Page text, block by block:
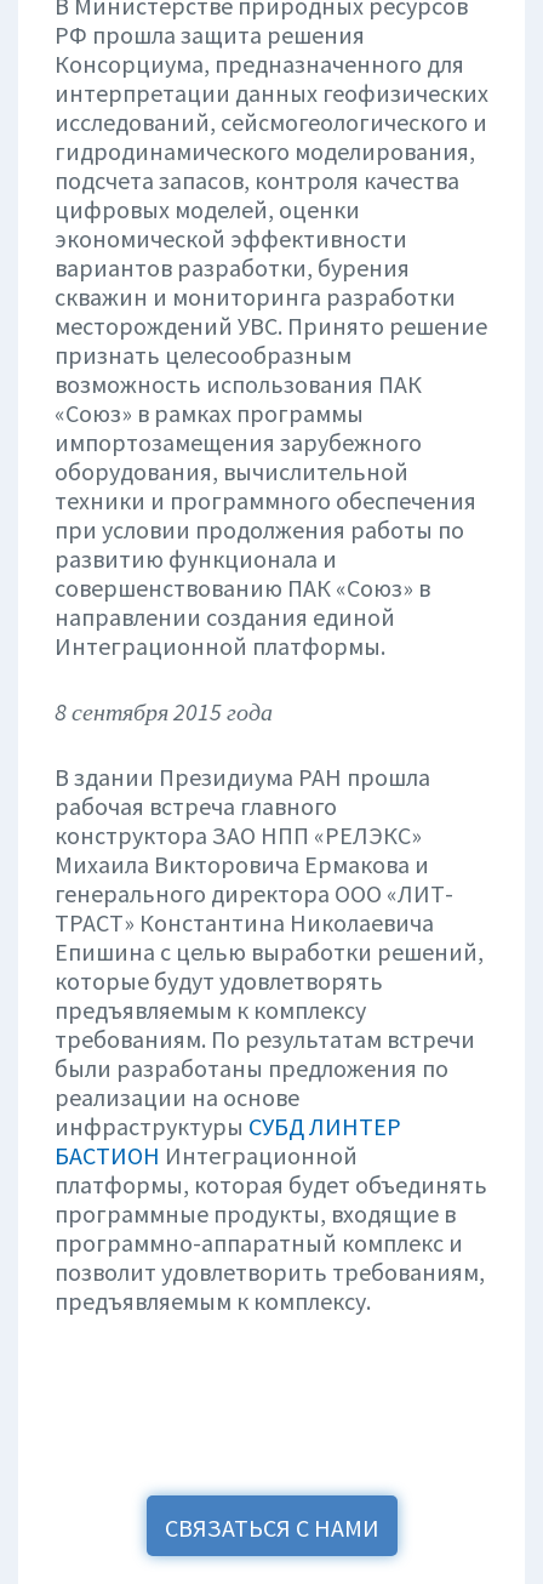
РФ прошла защита решения
Консорциума, предназначенного для
интерпретации данных геофизических
исследований, сейсмогеологического и
гидродинамического моделирования,
подсчета запасов, контроля качества
цифровых моделей, оценки
экономической эффективности
вариантов разработки, бурения
скважин и мониторинга разработки
месторождений УВС. Принято решение
признать целесообразным
возможность использования ПАК
«Союз» в рамках программы
импортозамещения зарубежного
оборудования, вычислительной
техники и программного обеспечения
при условии продолжения работы по
развитию функционала и
совершенствованию ПАК «Союз» в
направлении создания единой
Интеграционной платформы.
8 сентября 2015 года
В здании Президиума РАН прошла
рабочая встреча главного
конструктора ЗАО НПП «РЕЛЭКС»
Михаила Викторовича Ермакова и
генерального директора ООО «ЛИТ-
ТРАСТ» Константина Николаевича
Епишина с целью выработки решений,
которые будут удовлетворять
предъявляемым к комплексу
требованиям. По результатам встречи
были разработаны предложения по
реализации на основе
инфраструктуры СУБД ЛИНТЕР
БАСТИОН Интеграционной
платформы, которая будет объединять
программные продукты, входящие в
программно-аппаратный комплекс и
позволит удовлетворить требованиям,
предъявляемым к комплексу.
СВЯЗАТЬСЯ С НАМИ